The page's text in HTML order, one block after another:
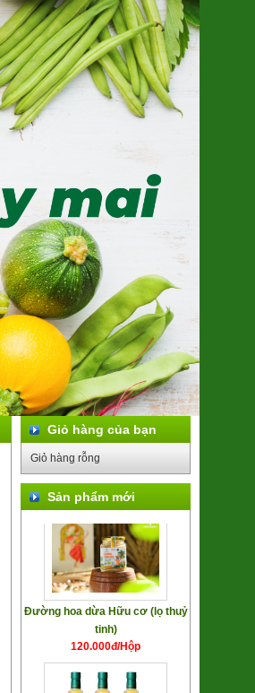
Giỏ hàng của bạn
Giỏ hàng rỗng
Sản phẩm mới
Kẹo Lạc Đỏ - Trúc Hồng Trà
(SP322001)
49.000đ/Hộp
Đường hoa dừa Hữu cơ (lọ thuỷ
tinh)
120.000đ/Hộp